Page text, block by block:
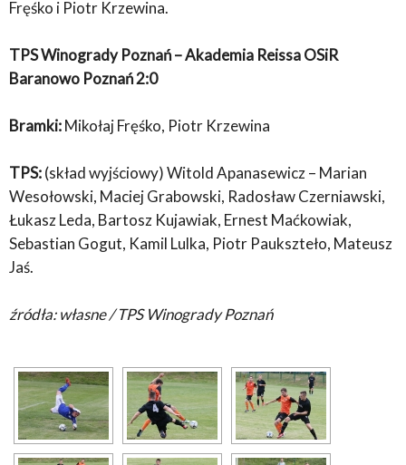
Fręśko i Piotr Krzewina.
TPS Winogrady Poznań – Akademia Reissa OSiR
Baranowo Poznań 2:0
Bramki:Mikołaj Fręśko, Piotr Krzewina
TPS:(skład wyjściowy) Witold Apanasewicz – Marian
Wesołowski, Maciej Grabowski, Radosław Czerniawski,
Łukasz Leda, Bartosz Kujawiak, Ernest Maćkowiak,
Sebastian Gogut, Kamil Lulka, Piotr Paukszteło, Mateusz
Jaś.
źródła: własne / TPS Winogrady Poznań